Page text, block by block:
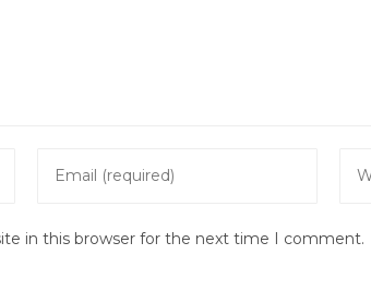
your
address
your
URL
in this browser for the next time I comment.